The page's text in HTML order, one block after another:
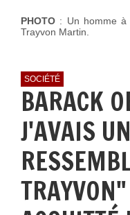
PHOTO : Un homme à
Trayvon Martin.
SOCIÉTÉ
BARACK
J'AVAIS